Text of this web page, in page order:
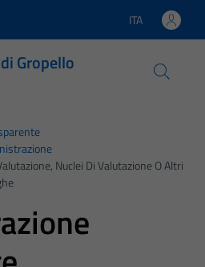
Lingua attiva:
ITA
Gropello
Nuclei Di Valutazione O Altri